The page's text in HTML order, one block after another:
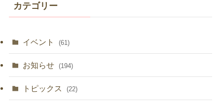
ブ
カテゴリー
イベント (61)
お知らせ (194)
トピックス (22)